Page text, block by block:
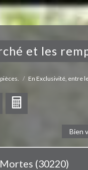
et les
En Exclusivité, entre
Bien
(30220)